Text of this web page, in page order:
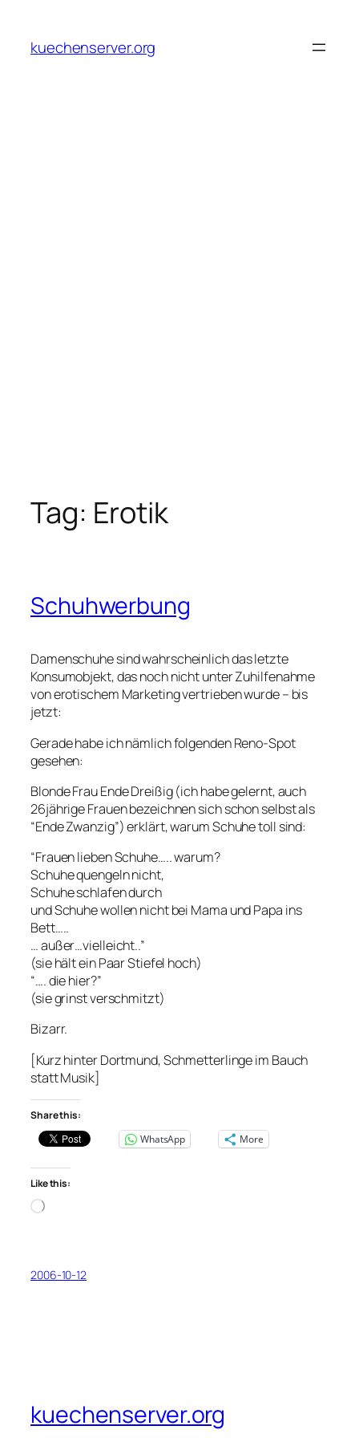
content
kuechenserver.org
Tag: Erotik
Schuhwerbung
Damenschuhe sind wahrscheinlich das letzte
Konsumobjekt, das noch nicht unter Zuhilfenahme
von erotischem Marketing vertrieben wurde – bis
jetzt:
Gerade habe ich nämlich folgenden Reno-Spot
gesehen:
Blonde Frau Ende Dreißig (ich habe gelernt, auch
26jährige Frauen bezeichnen sich schon selbst als
“Ende Zwanzig”) erklärt, warum Schuhe toll sind:
“Frauen lieben Schuhe….. warum?
Schuhe quengeln nicht,
Schuhe schlafen durch
und Schuhe wollen nicht bei Mama und Papa ins
Bett…..
… außer…vielleicht..”
(sie hält ein Paar Stiefel hoch)
“…. die hier?”
(sie grinst verschmitzt)
Bizarr.
[Kurz hinter Dortmund, Schmetterlinge im Bauch
statt Musik]
Share this:
WhatsApp
More
Like this:
Loading…
2006-10-12
kuechenserver.org